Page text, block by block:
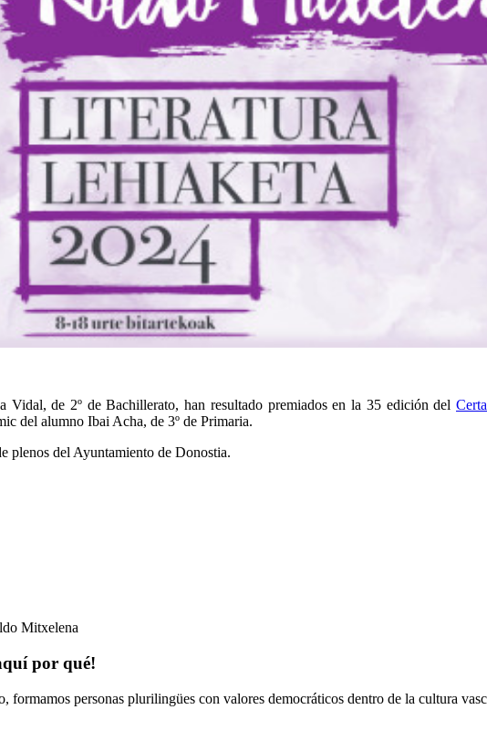
de 2º de Bachillerato, han resultado premiados en la 35 edición del
del alumno Ibai Acha, de 3º de Primaria.
plenos del Ayuntamiento de Donostia.
Mitxelena
por qué!
formamos personas plurilingües con valores democráticos dentro de la cultura